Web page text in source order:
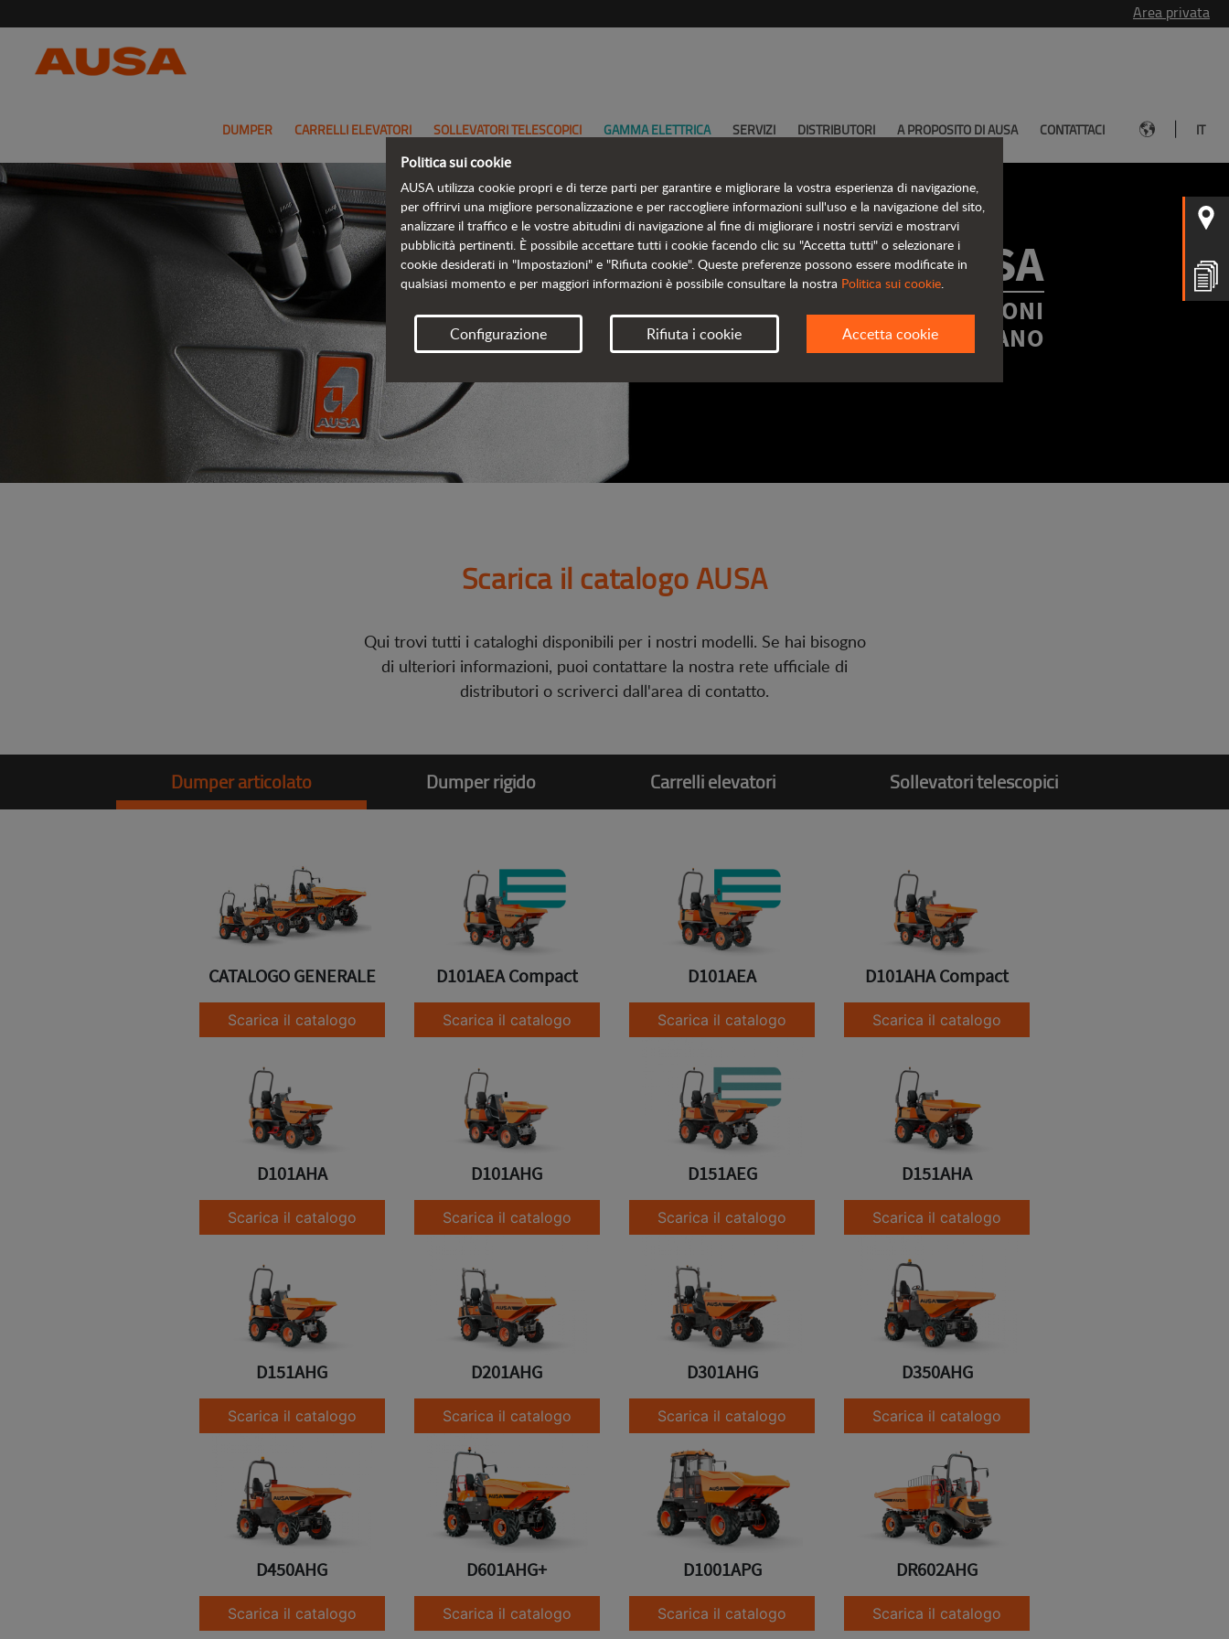
Area privata
DUMPER CARRELLI ELEVATORI SOLLEVATORI TELESCOPICI GAMMA ELETTRICA SERVIZI DISTRIBUTORI A PROPOSITO DI AUSA CONTATTACI IT
CATALOGHI AUSA
TUTTE LE INFORMAZIONI
A PORTATA DI MANO
Scarica il catalogo AUSA
Qui trovi tutti i cataloghi disponibili per i nostri modelli. Se hai bisogno
di ulteriori informazioni, puoi contattare la nostra rete ufficiale di
distributori o scriverci dall'area di contatto.
Dumper articolato Dumper rigido Carrelli elevatori Sollevatori telescopici
CATALOGO GENERALE
Scarica il catalogo
D101AEA Compact
Scarica il catalogo
D101AEA
Scarica il catalogo
D101AHA Compact
Scarica il catalogo
D101AHA
Scarica il catalogo
D101AHG
Scarica il catalogo
D151AEG
Scarica il catalogo
D151AHA
Scarica il catalogo
D151AHG
Scarica il catalogo
D201AHG
Scarica il catalogo
D301AHG
Scarica il catalogo
D350AHG
Scarica il catalogo
D450AHG
Scarica il catalogo
D601AHG+
Scarica il catalogo
D1001APG
Scarica il catalogo
DR602AHG
Scarica il catalogo
Politica sui cookie
AUSA utilizza cookie propri e di terze parti per garantire e migliorare la vostra esperienza di navigazione,
per offrirvi una migliore personalizzazione e per raccogliere informazioni sull'uso e la navigazione del sito,
analizzare il traffico e le vostre abitudini di navigazione al fine di migliorare i nostri servizi e mostrarvi
pubblicità pertinenti. È possibile accettare tutti i cookie facendo clic su "Accetta tutti" o selezionare i
cookie desiderati in "Impostazioni" e "Rifiuta cookie". Queste preferenze possono essere modificate in
qualsiasi momento e per maggiori informazioni è possibile consultare la nostra Politica sui cookie.
Configurazione Rifiuta i cookie Accetta cookie